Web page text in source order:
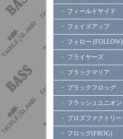
・ フィールドサイド
・ フェイズアップ
・ フォロー (FOLLOW)
・ フライヤーズ
・ ブラックマリア
・ ブラックフロッグ
・ フラッシュユニオン
・ プロズファクトリー
・ フロッグ(FROG)